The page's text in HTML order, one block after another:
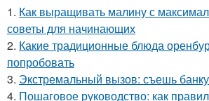
1. Как выращивать малину с
советы для начинающих
2. Какие традиционные блюда
попробовать
3. Экстремальный вызов: съешь
4. Пошаговое руководство: как